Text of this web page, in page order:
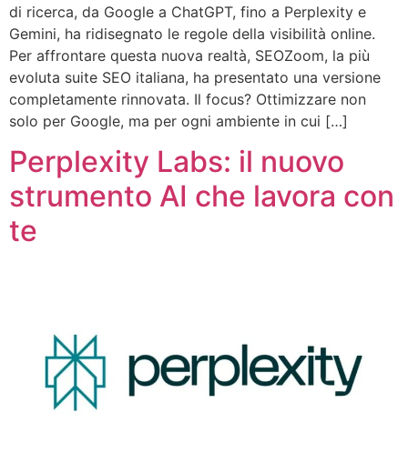
di ricerca, da Google a ChatGPT, fino a Perplexity e
Gemini, ha ridisegnato le regole della visibilità online.
Per affrontare questa nuova realtà, SEOZoom, la più
evoluta suite SEO italiana, ha presentato una versione
completamente rinnovata. Il focus? Ottimizzare non
solo per Google, ma per ogni ambiente in cui […]
Perplexity Labs: il nuovo
strumento AI che lavora con
te